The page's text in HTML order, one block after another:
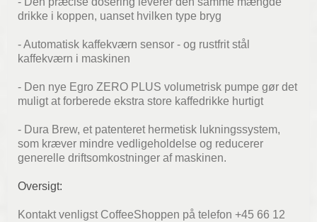
drikke i koppen, uanset hvilken type bryg
- Automatisk kaffekværn sensor - og rustfrit stål
kaffekværn i maskinen
- Den nye Egro ZERO PLUS volumetrisk pumpe gør det
muligt at forberede ekstra store kaffedrikke hurtigt
- Dura Brew, et patenteret hermetisk lukningssystem,
som kræver mindre vedligeholdelse og reducerer
generelle driftsomkostninger af maskinen.
Oversigt:
Kontakt venligst CoffeeShoppen på telefon +45 66 12